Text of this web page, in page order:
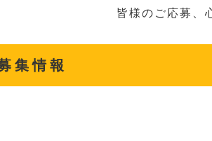
皆様のご応募、
集情報